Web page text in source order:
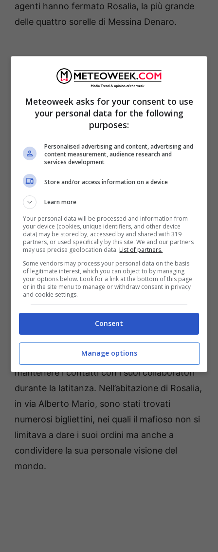
agenti hanno fermato Rosalia, la più grande
delle quattro sorelle di Messina Denaro.
Matteo Messina Denaro, la
“filosofia” del boss nei
pizzini destinati alla sorella
Anch’essa indagata per associazione di tipo
mafioso,Rosalia Messina Denaro avrebbe
spalleggiato il fratello aiutando a
nascondersi dalle autorità.
famiglia e avrebbe fatto da tramite per il
boss. Tramite i pizzini scambiati con la
sorella, Messina Denaro sarebbe riuscito a
mantenere i contatti con i suoi collaboratori
durante la latitanza. Nell’abitazione di Rosalia,
in via Alberto Mario, sono stati trovati
numerosi bigliettini, nei quali il mafioso non si
limitava a dare i suoi ordini ma anche a
condividere la sua personale visione del
mondo.
Meteoweek asks for your consent to use
your personal data for the following
purposes:
Personalised advertising and content, advertising and
content measurement, audience research and
services development
Store and/or access information on a device
Learn more
Your personal data will be processed and information from
your device (cookies, unique identifiers, and other device
data) may be stored by, accessed by and shared with 319
partners, or used specifically by this site. We and our partners
may use precise geolocation data. List of partners.
Some vendors may process your personal data on the basis
of legitimate interest, which you can object to by managing
your options below. Look for a link at the bottom of this page
or in the site menu to manage or withdraw consent in privacy
and cookie settings.
Consent
Manage options